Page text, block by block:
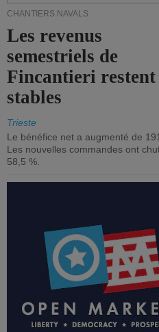
CHANTIERS NAVALS
Les revenus
semestriels de
Fincantieri restent
stables
Trieste
Le bénéfice net a augmenté de
Les nouvelles commandes ont
58,5 %.